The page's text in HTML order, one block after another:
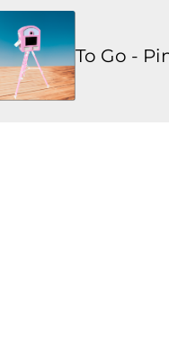
To Go -